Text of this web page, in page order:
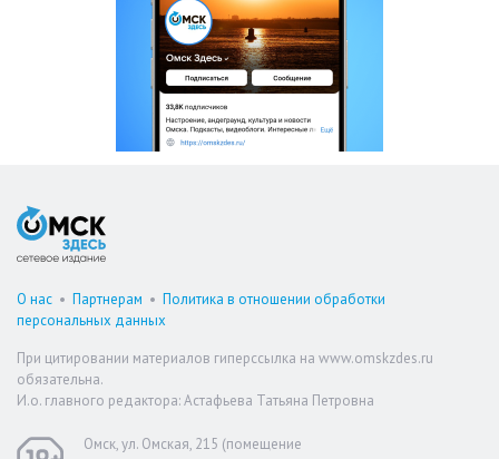
О нас • Партнерам • Политика в отношении обработки
персональных данных
При цитировании материалов гиперссылка на www.omskzdes.ru
обязательна.
И.о. главного редактора: Астафьева Татьяна Петровна
Омск, ул. Омская, 215 (помещение